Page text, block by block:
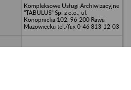
Kompleksowe Usługi Archiwizacyjne
"TABULUS" Sp. z o.o., ul.
Konopnicka 102, 96-200 Rawa
Mazowiecka tel./fax 0-46 813-12-03